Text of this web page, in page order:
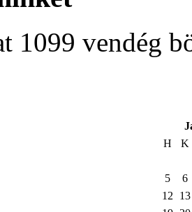
1099 vendég
H
K
5
6
12
13